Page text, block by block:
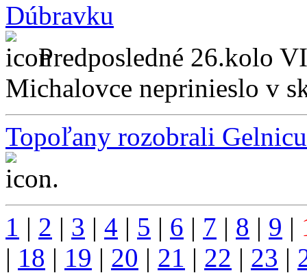
Dúbravku
Predposledné 26.kolo
Michalovce neprinieslo v
Topoľany rozobrali
...
1 | 2 | 3 | 4 | 5 | 6 | 7 | 8 | 9 |
| 18 | 19 | 20 | 21 | 22 | 23 |